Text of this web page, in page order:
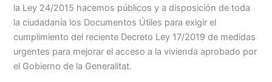
la Ley 24/2015 hacemos públicos y a disposición de toda
la ciudadanía los Documentos Útiles para exigir el
cumplimiento del reciente Decreto Ley 17/2019 de medidas
urgentes para mejorar el acceso a la vivienda aprobado por
el Gobierno de la Generalitat.